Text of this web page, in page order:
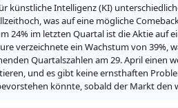
künstliche Intelligenz (KI)
was auf eine mögliche
24% im letzten Quartal ist die Aktie auf
verzeichnete ein Wachstum von 39%,
Quartalszahlen am 29. April
und es gibt keine ernsthaften
könnte, sobald der Markt